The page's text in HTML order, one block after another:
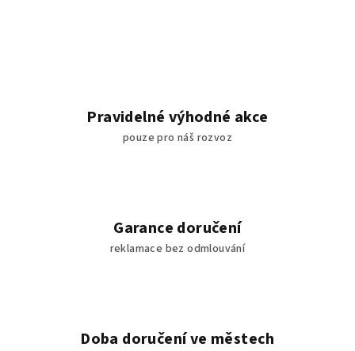
Pravidelné výhodné akce
pouze pro náš rozvoz
Garance doručení
reklamace bez odmlouvání
Doba doručení ve městech